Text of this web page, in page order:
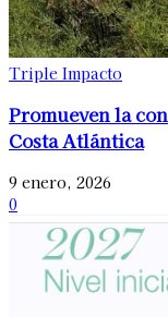
Triple Impacto
Promueven la
Costa Atlántica
9 enero, 2026
0